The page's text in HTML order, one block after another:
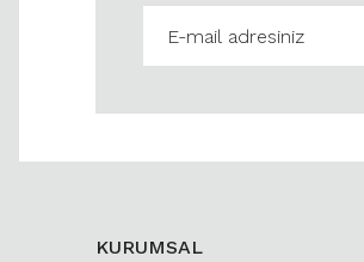
KURUMSAL